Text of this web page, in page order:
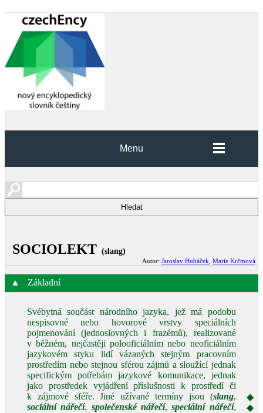
Menu
SOCIOLEKT (slang)
Autor: Jaroslav Hubáček Marie Krčmová
▲ Základní
Svébytná součást národního jazyka, jež má podobu
nespisovné nebo hovorové vrstvy speciálních
pojmenování (jednoslovných i frazémů), realizované
v běžném, nejčastěji polooficiálním nebo neoficiálním
jazykovém styku lidí vázaných stejným pracovním
prostředím nebo stejnou sférou zájmů a sloužící jednak
specifickým potřebám jazykové komunikace, jednak
jako prostředek vyjádření příslušnosti k prostředí či
k zájmové sféře. Jiné užívané termíny jsou (slang,
sociální nářečí, společenské nářečí,speciální nářečí,
◆
◆